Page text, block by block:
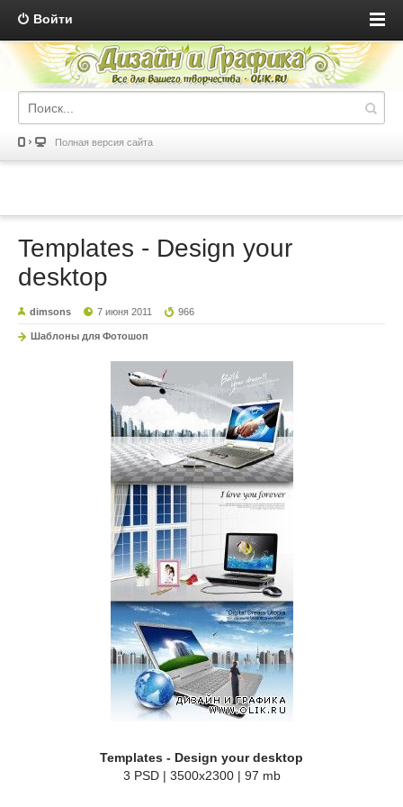
Войти
Полная версия сайта
Templates - Design your
desktop
dimsons 7 июня 2011 966
Шаблоны для Фотошоп
Templates - Design your desktop
3 PSD | 3500x2300 | 97 mb